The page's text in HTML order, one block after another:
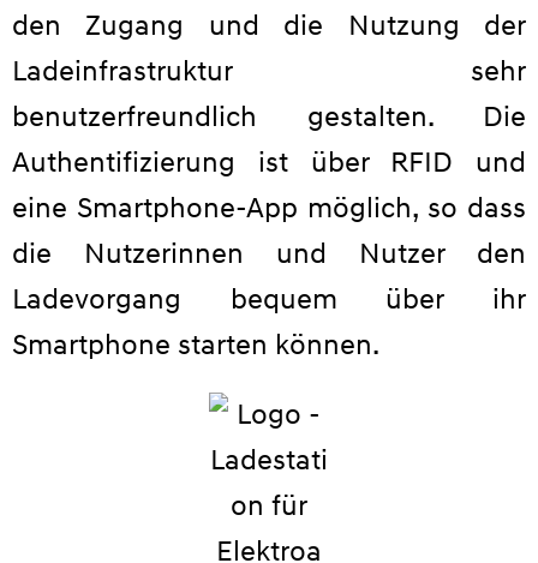
den Zugang und die Nutzung der
Ladeinfrastruktur sehr
benutzerfreundlich gestalten. Die
Authentifizierung ist über RFID und
eine Smartphone-App möglich, so dass
die Nutzerinnen und Nutzer den
Ladevorgang bequem über ihr
Smartphone starten können.